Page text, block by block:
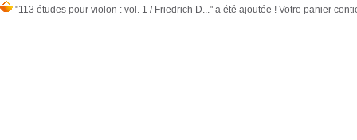
"113 études pour violon : vol. 1 / Friedrich D..." a été ajoutée ! Votre panier